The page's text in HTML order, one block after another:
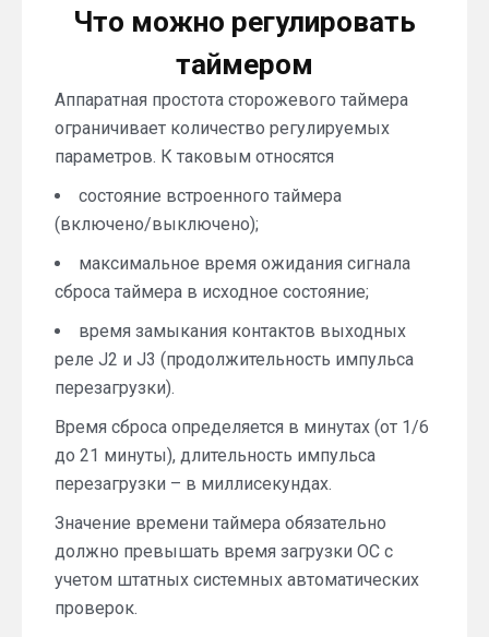
Что можно регулировать
таймером
Аппаратная простота сторожевого таймера
ограничивает количество регулируемых
параметров. К таковым относятся
состояние встроенного таймера
(включено/выключено);
максимальное время ожидания сигнала
сброса таймера в исходное состояние;
время замыкания контактов выходных
реле J2 и J3 (продолжительность импульса
перезагрузки).
Время сброса определяется в минутах (от 1/6
до 21 минуты), длительность импульса
перезагрузки – в миллисекундах.
Значение времени таймера обязательно
должно превышать время загрузки ОС с
учетом штатных системных автоматических
проверок.